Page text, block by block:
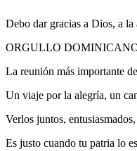
Debo dar gracias a Dios, a
ORGULLO
La reunión más importante
Un viaje por la alegría, un
Verlos juntos,
Es justo cuando tu patria lo